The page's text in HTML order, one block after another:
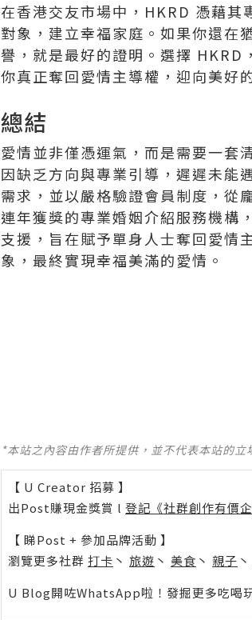
在香港交友市場中，HKRD 憑藉其
對象，建立幸福家庭。如果你還在
譽，就是最好的證明。選擇 HKRD
你真正奪回愛情主導權，迎向美好
總結
愛情並非僅憑運氣，而是需要一套
因缺乏方向與專業引導，遲遲未能
需求，並以嚴格驗證會員制度，從
連年獲獎的專業婚姻介紹服務機構
支援，旨在賦予單身人士奪回愛情
象，最終實現幸福美滿的愛情。
*本站之內容由作者所提供，並不代表本站的
【 U Creator 招募 】
出Post賺現金獎賞 l 登記《社群創作有價企
【 睇Post + 參加品牌活動 】
瀏覽更多社群 打卡 丶 旅遊 丶 美食 丶 親子 丶
U Blog開咗WhatsApp啦！發掘更多吃喝